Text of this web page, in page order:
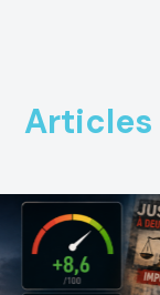
Articles